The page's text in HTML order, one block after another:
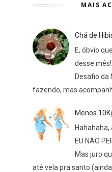
MAIS
Chá de
E, óbvio
desse
Desafio da
fazendo, mas
Menos
Hahahaha,
EU NÃO
Mas juro
até vela pra santo (ainda